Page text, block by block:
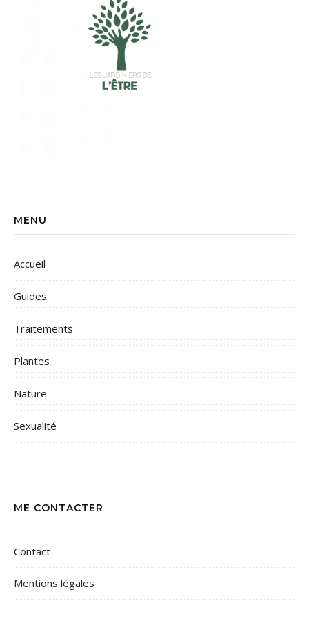
MENU
Accueil
Guides
Traitements
Plantes
Nature
Sexualité
ME CONTACTER
Contact
Mentions légales